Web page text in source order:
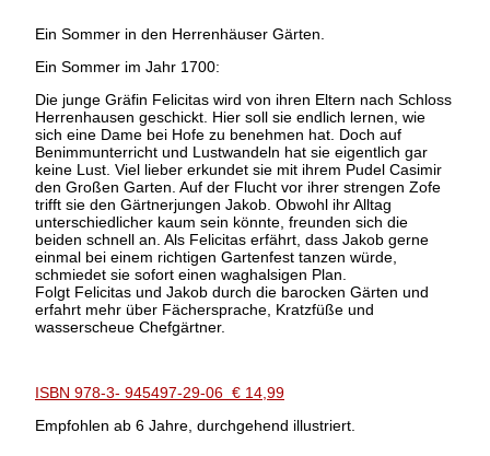
Ein Sommer in den Herrenhäuser Gärten.
Ein Sommer im Jahr 1700:
Die junge Gräfin Felicitas wird von ihren Eltern nach Schloss
Herrenhausen geschickt. Hier soll sie endlich lernen, wie
sich eine Dame bei Hofe zu benehmen hat. Doch auf
Benimmunterricht und Lustwandeln hat sie eigentlich gar
keine Lust. Viel lieber erkundet sie mit ihrem Pudel Casimir
den Großen Garten. Auf der Flucht vor ihrer strengen Zofe
trifft sie den Gärtnerjungen Jakob. Obwohl ihr Alltag
unterschiedlicher kaum sein könnte, freunden sich die
beiden schnell an. Als Felicitas erfährt, dass Jakob gerne
einmal bei einem richtigen Gartenfest tanzen würde,
schmiedet sie sofort einen waghalsigen Plan.
Folgt Felicitas und Jakob durch die barocken Gärten und
erfahrt mehr über Fächersprache, Kratzfüße und
wasserscheue Chefgärtner.
ISBN 978-3- 945497-29-06 € 14,99
Empfohlen ab 6 Jahre, durchgehend illustriert.